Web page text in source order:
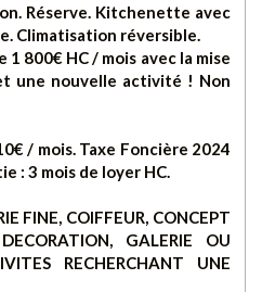
Réserve. Kitchenette avec
Climatisation réversible.
800€ HC / mois avec la mise
une nouvelle activité ! Non
/ mois. Taxe Foncière 2024
: 3 mois de loyer HC.
FINE, COIFFEUR, CONCEPT
GALERIE OU
RECHERCHANT UNE